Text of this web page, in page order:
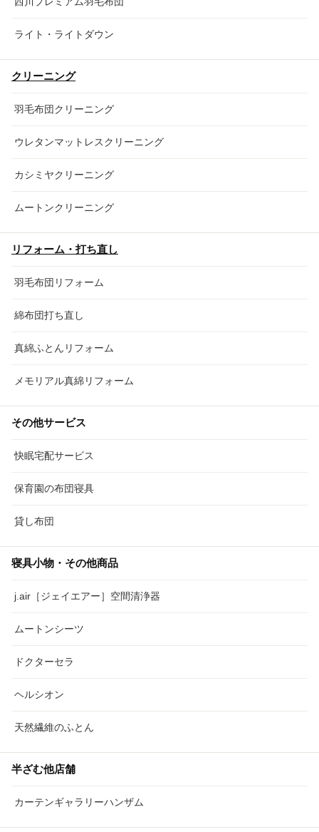
ライト・ライトダウン
クリーニング
羽毛布団クリーニング
ウレタンマットレスクリーニング
カシミヤクリーニング
ムートンクリーニング
リフォーム・打ち直し
羽毛布団リフォーム
綿布団打ち直し
真綿ふとんリフォーム
メモリアル真綿リフォーム
その他サービス
快眠宅配サービス
保育園の布団寝具
貸し布団
寝具小物・その他商品
j.air［ジェイエアー］空間清浄器
ムートンシーツ
ドクターセラ
ヘルシオン
天然繊維のふとん
半ざむ他店舗
カーテンギャラリーハンザム